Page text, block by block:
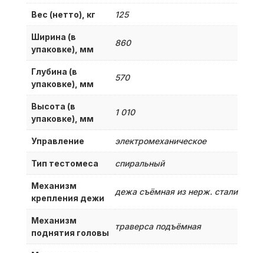
Вес (нетто), кг 125
Ширина (в
упаковке), мм
860
Глубина (в
упаковке), мм
570
Высота (в
упаковке), мм
1 010
Управление электромеханическое
Тип тестомеса спиральный
Механизм
крепления дежи
дежа съёмная из нерж. стали
Механизм
поднятия головы
траверса подъёмная